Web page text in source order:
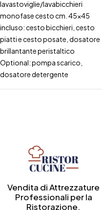
lavastoviglie/lavabicchieri
monofase cesto cm. 45x45
incluso: cesto bicchieri, cesto
piatti e cesto posate, dosatore
brillantante peristaltico
Optional: pompa scarico,
dosatore detergente
Vendita di Attrezzature
Professionali per la
Ristorazione.